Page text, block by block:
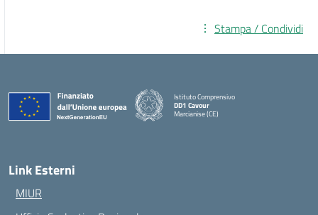
Stampa / Condividi
Istituto Comprensivo
DD1 Cavour
Marcianise (CE)
Link Esterni
MIUR